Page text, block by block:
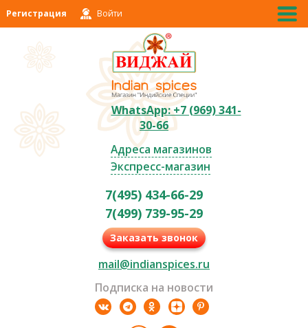
Регистрация Войти
WhatsApp: +7 (969) 341-
30-66
Адреса магазинов
Экспресс-магазин
7(495) 434-66-29
7(499) 739-95-29
Заказать звонок
mail@indianspices.ru
Подписка на новости